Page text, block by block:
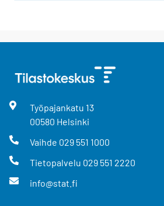
Työpajankatu 13
00580 Helsinki
Vaihde 029 551 1000
Tietopalvelu 029 551 2220
info@stat.fi